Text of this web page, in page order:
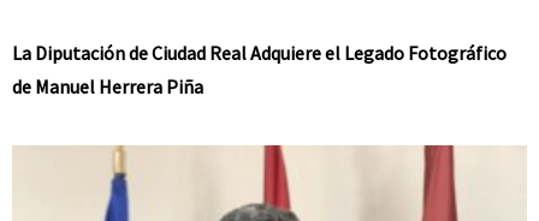
La Diputación de Ciudad Real Adquiere el Legado Fotográfico
de Manuel Herrera Piña